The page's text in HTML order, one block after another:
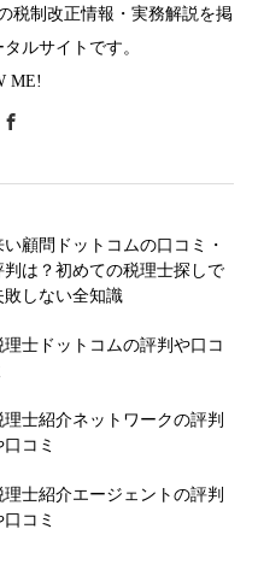
税制改正情報・実務解説を掲
ルサイトです。
ME!
い顧問ドットコムの口コミ・
判は？初めての税理士探しで
敗しない全知識
理士ドットコムの評判や口コ
理士紹介ネットワークの評判
口コミ
理士紹介エージェントの評判
口コミ